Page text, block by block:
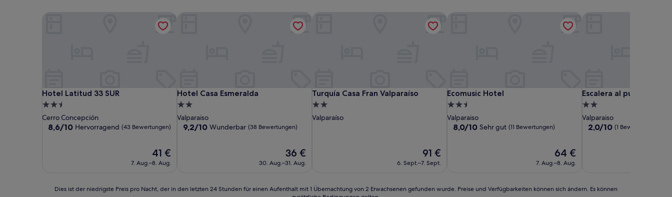
Hotel Latitud 33 SUR
Hotel Latitud 33 SUR
2.5-
Sterne-
Unterkunft
Cerro Concepción
8.6
8,6/10 Hervorragend (43 Bewertungen)
Der
Preis
beträgt
41 €
7. Aug.–8. Aug.
Hotel Casa Esmeralda
Hotel Casa Esmeralda
2.0-
Sterne-
Unterkunft
Valparaiso
9.2
9,2/10 Wunderbar (38 Bewertungen)
Der
Preis
beträgt
36 €
30. Aug.–31. Aug.
Turquía Casa Fran Valparaíso
Turquía Casa Fran Valparaíso
2.0-
Sterne-
Valparaíso
Der
Preis
beträgt
91 €
6. Sept.–7. Sept.
Ecomusic Hotel
Ecomusic Hotel
2.5-
Sterne-
Unterkunft
Valparaiso
8.0
8,0/10 Sehr gut (11 Bewertungen)
Der
Preis
beträgt
64 €
7. Aug.–8. Aug.
Escalera al puerto
Escalera al puerto
2.0-
Sterne-
Unterkunft
Valparaiso
2.0
2,0/10 (1 Bewertung)
Dies ist der niedrigste Preis pro Nacht, der in den letzten 24 Stunden für einen Aufenthalt mit 1 Übernachtung von 2 Erwachsenen gefunden wurde. Preise und Verfügbarkeiten können sich ändern. Es können